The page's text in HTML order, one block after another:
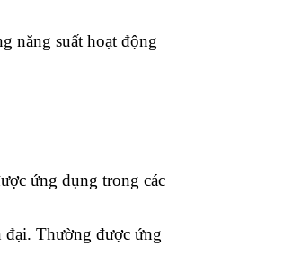
năng suất hoạt động
ứng dụng trong các
đại. Thường được ứng